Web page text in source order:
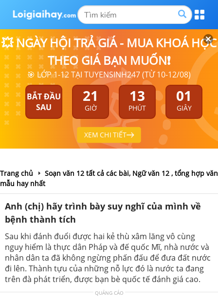
💥 NGÀY HỘI TRẢ GIÁ - MUA KHOÁ HỌC
THEO GIÁ BẠN MUỐN❗
🎯 LỚP 1-12 TẠI TUYENSINH247 (TỪ 10-12/08)
BẮT ĐẦU
SAU
21
GIỜ
13
PHÚT
01
GIÂY
XEM CHI TIẾT
Trang chủ
Soạn văn 12 tất cả các bài, Ngữ văn 12 , tổng hợp văn
mẫu hay nhất
Anh (chị) hãy trình bày suy nghĩ của mình về
bệnh thành tích
Sau khi đánh đuổi được hai kẻ thù xâm lăng vô cùng
nguy hiểm là thực dân Pháp và đế quốc Mĩ, nhà nước và
nhân dân ta đã không ngừng phấn đấu để đưa đất nước
đi lên. Thành tựu của những nỗ lực đó là nước ta đang
trên đà phát triển, được bạn bè quốc tế đánh giá cao.
QUẢNG CÁO